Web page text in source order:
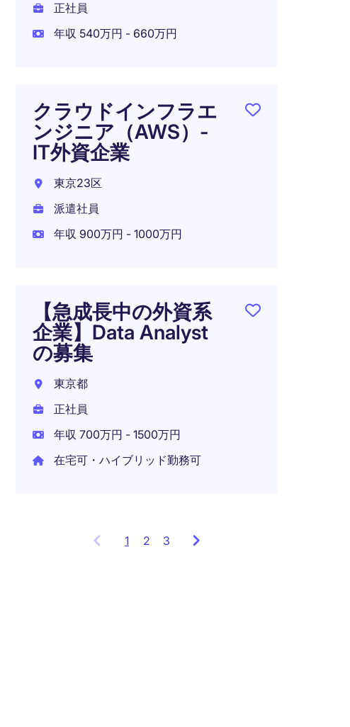
正社員
年収 540万円 - 660万円
クラウドインフラエ
ンジニア（AWS）-
IT外資企業
東京23区
派遣社員
年収 900万円 - 1000万円
【急成長中の外資系
企業】Data Analyst
の募集
東京都
正社員
年収 700万円 - 1500万円
在宅可・ハイブリッド勤務可
1 Showing
2 3